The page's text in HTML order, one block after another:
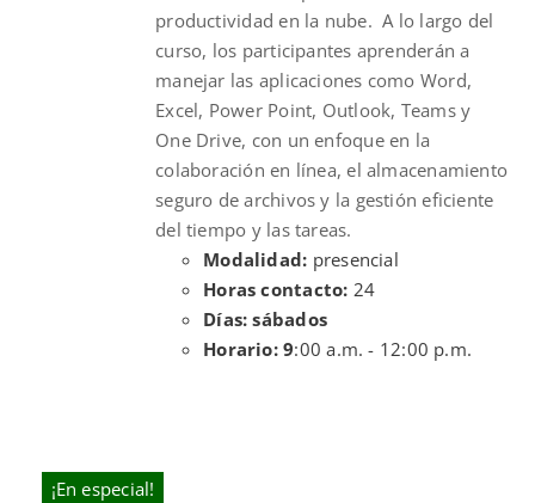
productividad en la nube. A lo largo del
curso, los participantes aprenderán a
manejar las aplicaciones como Word,
Excel, Power Point, Outlook, Teams y
One Drive, con un enfoque en la
colaboración en línea, el almacenamiento
seguro de archivos y la gestión eficiente
del tiempo y las tareas.
Modalidad: presencial
Horas contacto: 24
Días: sábados
Horario: 9:00 a.m. - 12:00 p.m.
¡En especial!